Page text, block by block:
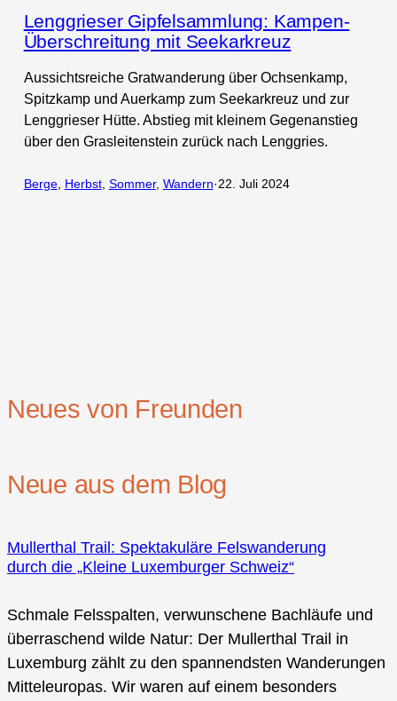
Lenggrieser Gipfelsammlung: Kampen-
Überschreitung mit Seekarkreuz
Aussichtsreiche Gratwanderung über Ochsenkamp,
Spitzkamp und Auerkamp zum Seekarkreuz und zur
Lenggrieser Hütte. Abstieg mit kleinem Gegenanstieg
über den Grasleitenstein zurück nach Lenggries.
Berge, Herbst, Sommer, Wandern·22. Juli 2024
Neues von Freunden
Neue aus dem Blog
Mullerthal Trail: Spektakuläre Felswanderung
durch die „Kleine Luxemburger Schweiz“
Schmale Felsspalten, verwunschene Bachläufe und
überraschend wilde Natur: Der Mullerthal Trail in
Luxemburg zählt zu den spannendsten Wanderungen
Mitteleuropas. Wir waren auf einem besonders